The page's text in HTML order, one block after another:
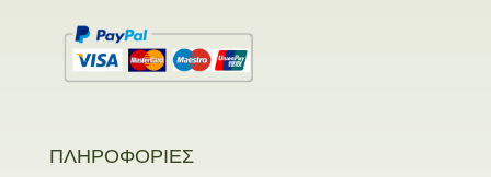
ΠΛΗΡΟΦΟΡΙΕΣ